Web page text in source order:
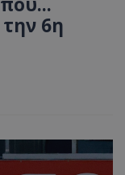
την 6η